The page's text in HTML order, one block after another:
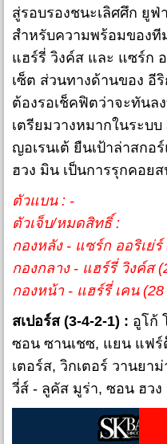
สู่รอบรองชนะเลิศศึก ยู
สำหรับความพร้อมของที
แฮร์รี่ วิงค์ส และ แซร์ก
เซ็ต ส่วนทางด้านของ อี
ต้องรอเช็คฟิตว่าจะทันล
เตรียมวางหมากในระบ
ญอเรนเต้ ยืนเป้าล่าสก
ฮวง มิน เป็นการรุกคอย
ตัวแบน : -
ตัวเจ็บ/หมดสิทธิ์ :
กองหลัง - แซร์ก ออริเย่ร์
กองกลาง - แฮร์รี่ วิงค์ส
กองหน้า - แฮร์รี่ เคน
สเปอร์ส (3-4-2-1) : อูโก้
ซอน ซานเชซ, แยน แฟร์
เตอร์ส, วิกเตอร์ วานยา
วี่ส์ - ลูคัส มูร่า, ซอน ฮว